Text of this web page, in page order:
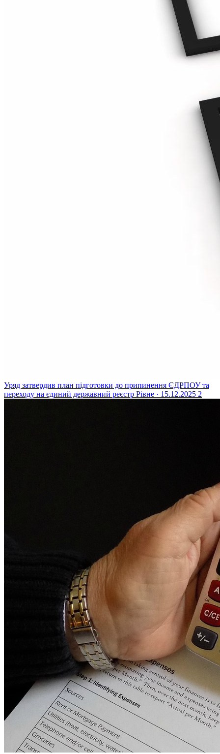
Уряд затвердив план підготовки до припинення ЄДРПОУ та
переходу на єдиний державний реєстр Рівне · 15.12.2025 2